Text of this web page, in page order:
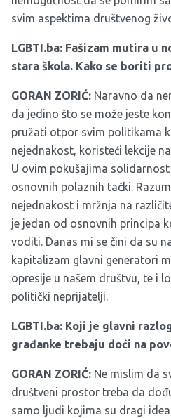
svim aspektima društvenog
LGBTI.ba: Fašizam mutira u
stara škola. Kako se boriti
GORAN ZORIĆ: Naravno da
da jedino što se može jeste
pružati otpor svim politikama
nejednakost, koristeći lekcije
U ovim pokušajima
osnovnih polaznih tački.
nejednakost i mržnja na
je jedan od osnovnih principa
voditi. Danas mi se čini da su
kapitalizam glavni generatori
opresije u našem društvu, te i
politički neprijatelji.
LGBTI.ba: Koji je glavni
građanke trebaju doći na
GORAN ZORIĆ: Ne mislim da
društveni prostor treba da
samo ljudi kojima su dragi